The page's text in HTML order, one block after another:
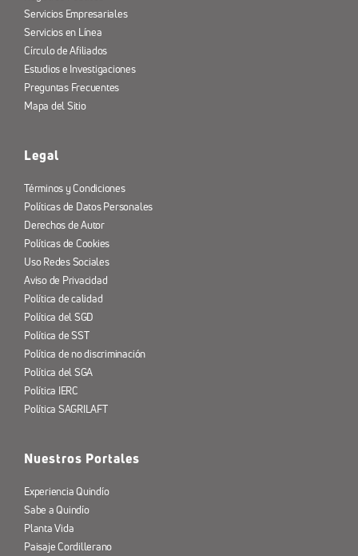
Servicios Empresariales
Servicios en Línea
Círculo de Afiliados
Estudios e Investigaciones
Preguntas Frecuentes
Mapa del Sitio
Legal
Términos y Condiciones
Políticas de Datos Personales
Derechos de Autor
Políticas de Cookies
Uso Redes Sociales
Aviso de Privacidad
Política de calidad
Política del SGD
Política de SST
Política de no discriminación
Política del SGA
Política IERC
Política SAGRILAFT
Nuestros Portales
Experiencia Quindío
Sabe a Quindío
Planta Vida
Paisaje Cordillerano